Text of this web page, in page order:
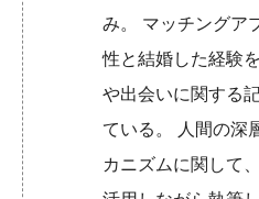
み。 マッチングア
性と結婚した経験
や出会いに関する
ている。 人間の深
カニズムに関して